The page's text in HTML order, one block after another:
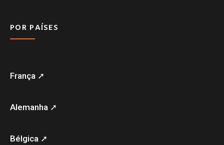
POR PAÍSES
França ➚
Alemanha ➚
Bélgica ➚